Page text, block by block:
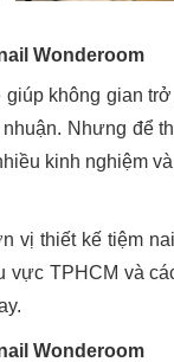
Wonderoom
giúp không gian
Nhưng để
kinh nghiệm
vị thiết kế tiệm
vực TPHCM và
Wonderoom